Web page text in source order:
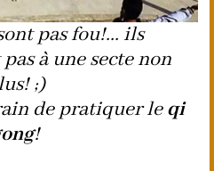
pas fou!... ils
à une secte non
;)
de pratiquer leqi
!